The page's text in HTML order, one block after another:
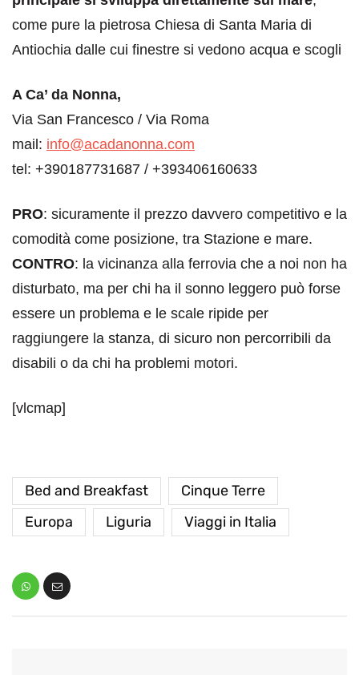
come pure la pietrosa Chiesa di Santa Maria di
Antiochia dalle cui finestre si vedono acqua e scogli
A Ca’ da Nonna,
Via San Francesco / Via Roma
mail: info@acadanonna.com
tel: +390187731687 / +393406160633
PRO: sicuramente il prezzo davvero competitivo e la
comodità come posizione, tra Stazione e mare.
CONTRO: la vicinanza alla ferrovia che a noi non ha
disturbato, ma per chi ha il sonno leggero può forse
essere un problema e le scale ripide per
raggiungere la stanza, di sicuro non percorribili da
disabili o da chi ha problemi motori.
[vlcmap]
Bed and Breakfast
Cinque Terre
Europa
Liguria Viaggi in Italia